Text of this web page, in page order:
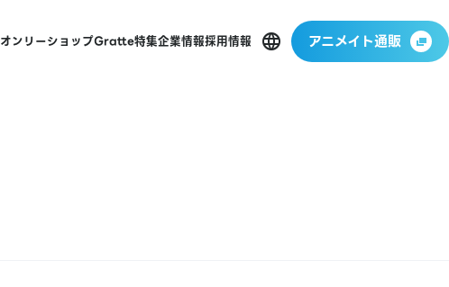
オンリーショップGratte特集企業情報採用情報 アニメイト通販